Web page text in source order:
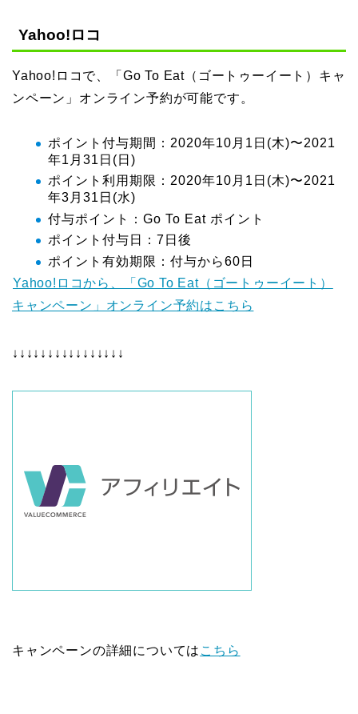
Yahoo!ロコ
Yahoo!ロコで、「Go To Eat（ゴートゥーイート）キャ
ンペーン」オンライン予約が可能です。
ポイント付与期間：2020年10月1日(木)〜2021
年1月31日(日)
ポイント利用期限：2020年10月1日(木)〜2021
年3月31日(水)
付与ポイント：Go To Eat ポイント
ポイント付与日：7日後
ポイント有効期限：付与から60日
Yahoo!ロコから、「Go To Eat（ゴートゥーイート）
キャンペーン」オンライン予約はこちら
↓↓↓↓↓↓↓↓↓↓↓↓↓↓↓↓
キャンペーンの詳細については こちら